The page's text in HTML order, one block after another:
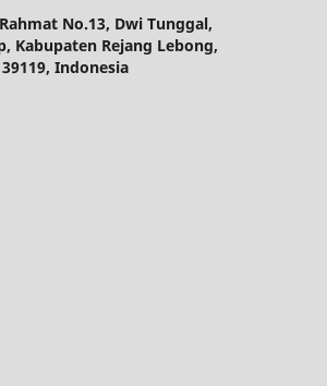
No.13, Dwi Tunggal,
Kabupaten Rejang Lebong,
Indonesia